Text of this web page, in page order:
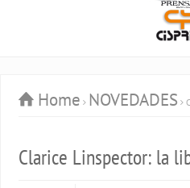
Home NOVEDADES
Clarice Linspector: la